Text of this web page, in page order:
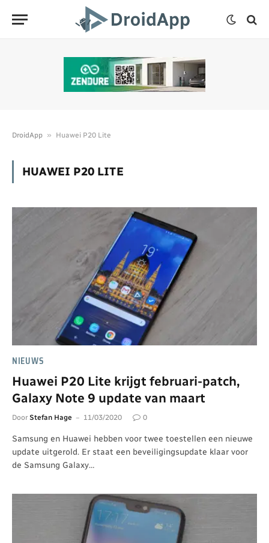
DroidApp » Huawei P20 Lite
HUAWEI P20 LITE
NIEUWS
Huawei P20 Lite krijgt februari-patch,
Galaxy Note 9 update van maart
Door Stefan Hage 11/03/2020 0
Samsung en Huawei hebben voor twee toestellen een nieuwe
update uitgerold. Er staat een beveiligingsupdate klaar voor
de Samsung Galaxy…